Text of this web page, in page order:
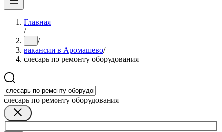
Главная
/
... /
вакансии в Аромашево/
слесарь по ремонту оборудования
слесарь по ремонту оборудования